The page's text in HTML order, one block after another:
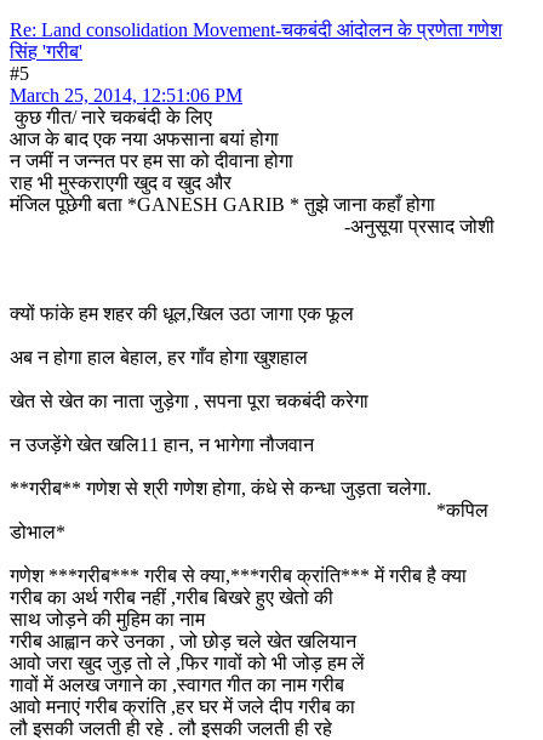
Re: Land consolidation Movement-चकबंदी आंदोलन के प्रणेता गणेश
सिंह 'गरीब'
#5
March 25, 2014, 12:51:06 PM
कुछ गीत/ नारे चकबंदी के लिए
आज के बाद एक नया अफसाना बयां होगा
न जमीं न जन्नत पर हम सा को दीवाना होगा
राह भी मुस्कराएगी खुद व खुद और
मंजिल पूछेगी बता *GANESH GARIB * तुझे जाना कहाँ होगा
-अनुसूया प्रसाद जोशी
क्यों फांके हम शहर की धूल,खिल उठा जागा एक फूल
अब न होगा हाल बेहाल, हर गाँव होगा खुशहाल
खेत से खेत का नाता जुड़ेगा , सपना पूरा चकबंदी करेगा
न उजड़ेंगे खेत खलि11 हान, न भागेगा नौजवान
**गरीब** गणेश से श्री गणेश होगा, कंधे से कन्धा जुड़ता चलेगा.
*कपिल
डोभाल*
गणेश ***गरीब*** गरीब से क्या,***गरीब क्रांति*** में गरीब है क्या
गरीब का अर्थ गरीब नहीं ,गरीब बिखरे हुए खेतो की
साथ जोड़ने की मुहिम का नाम
गरीब आह्वान करे उनका , जो छोड़ चले खेत खलियान
आवो जरा खुद जुड़ तो ले ,फिर गावों को भी जोड़ हम लें
गावों में अलख जगाने का ,स्वागत गीत का नाम गरीब
आवो मनाएं गरीब क्रांति ,हर घर में जले दीप गरीब का
लौ इसकी जलती ही रहे . लौ इसकी जलती ही रहे